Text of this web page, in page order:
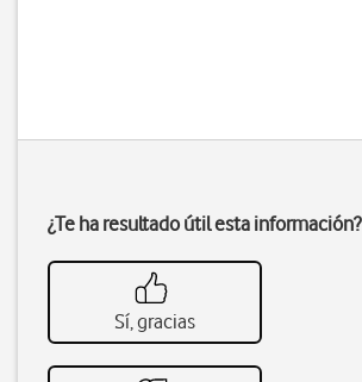
¿Te ha resultado útil esta información?
Sí, gracias